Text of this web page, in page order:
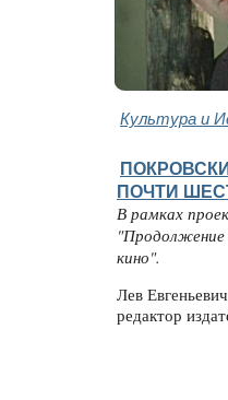
Культура и
ПОЧТИ
В рамках
кино".
Лев
редактор